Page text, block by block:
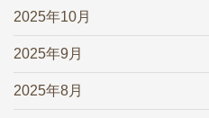
2025年10月
2025年9月
2025年8月